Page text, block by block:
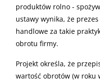
produktów rolno -
ustawy wynika, że
handlowe za takie
obrotu firmy.
Projekt określa, że
wartość obrotów (w roku